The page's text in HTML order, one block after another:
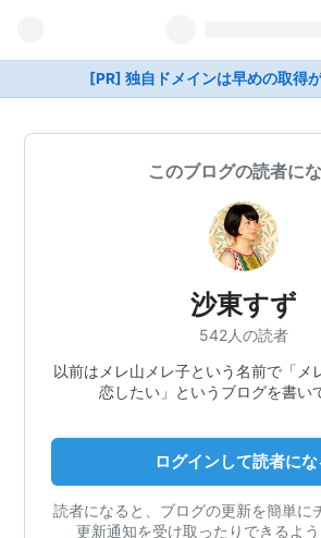
[PR] 独自ドメインは早めの取得
このブログの読者に
沙東すず
542人の読者
以前はメレ山メレ子という名前で「メ
恋したい」というブログを書い
ログインして読者にな
読者になると、ブログの更新を簡単に
更新通知を受け取ったりできるよう